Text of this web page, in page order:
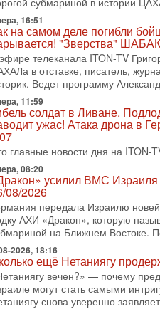
2026, 17:50
голос» Израиля: кто
русскоязычных
политический ландшафт
взлет партии «Исраэль
2026, 17:00
закрытых дверей: о чём
Трамп и Нетаньяху?
визит премьер-министра
в США и его встреча с
больше вопросов, чем
07-2026, 15:18
готовит покушение на
эскалации, но КСИР
телеканала ITON-TV
по вопросам
управления
07-2026, 09:02
за разоружение
07/2026
президент США Дональд
16:51
на самом деле погибли
"Зверства"
телеканала ITON-TV
в отставке, писатель,
Ведет программу
11:59
солдат в Ливане.
ужас! Атака дрона в
главные новости дня на ITON-
08:20
усилил ВМС
08/2026
передала Израилю
АХИ «Дракон», которую
на Ближнем Востоке.
2026, 18:16
ещё Нетаниягу
вечен?» — почему
могут стать самыми
снова уверенно